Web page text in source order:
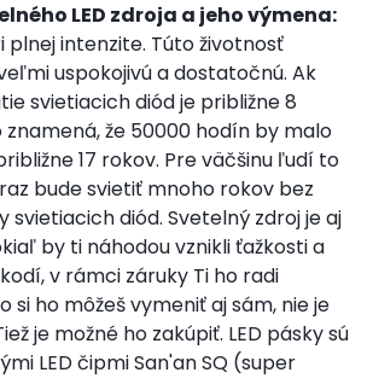
LED zdroja a jeho výmena:
plnej intenzite. Túto životnosť
uspokojivú a dostatočnú. Ak
svietiacich diód je približne 8
že 50000 hodín by malo
17 rokov. Pre väčšinu ľudí to
bude svietiť mnoho rokov bez
diód. Svetelný zdroj je aj
by ti náhodou vznikli ťažkosti a
v rámci záruky Ti ho radi
si ho môžeš vymeniť aj sám, nie je
je možné ho zakúpiť. LED pásky sú
LED čipmi San'an SQ (super